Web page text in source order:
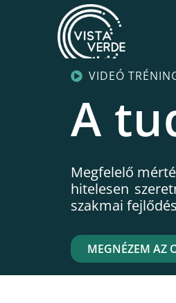
VIDEÓ
A
Megfelelő
hitelesen
szakmai
MEGNÉZEM AZ